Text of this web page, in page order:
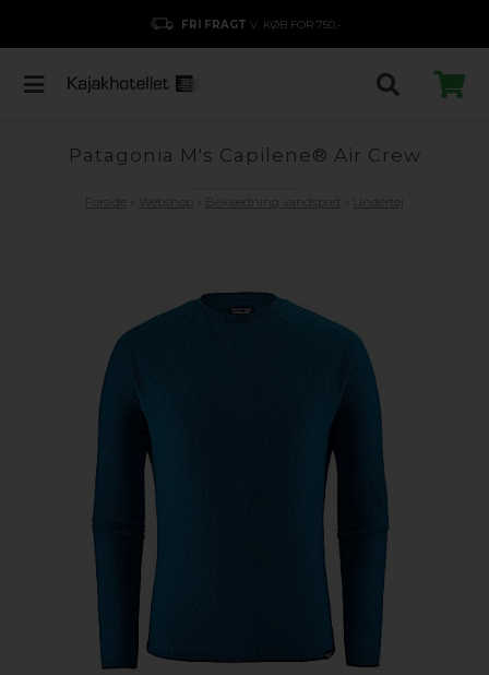
FRI FRAGT V. KØB FOR 750,-
Patagonia M's Capilene® Air Crew